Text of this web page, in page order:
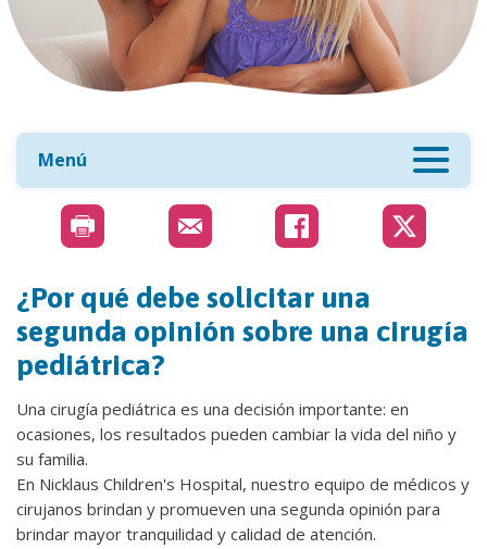
Menú
¿Por qué debe solicitar una
segunda opinión sobre una cirugía
pediátrica?
Una cirugía pediátrica es una decisión importante: en
ocasiones, los resultados pueden cambiar la vida del niño y
su familia.
En Nicklaus Children's Hospital, nuestro equipo de médicos y
cirujanos brindan y promueven una segunda opinión para
brindar mayor tranquilidad y calidad de atención.